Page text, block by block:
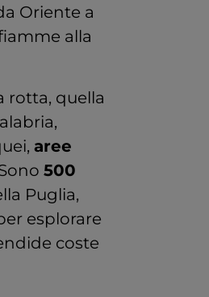
Oriente a
alla
rotta, quella
aree
500
Puglia,
esplorare
coste